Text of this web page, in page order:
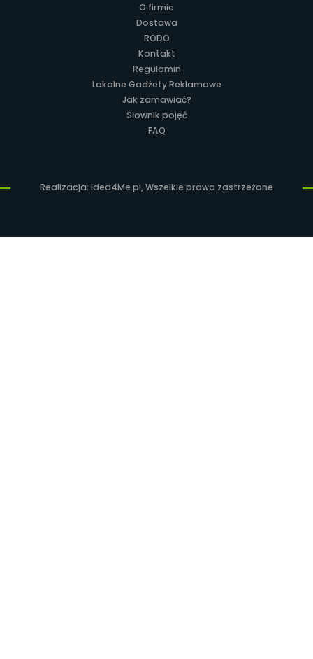
O firmie
Dostawa
RODO
Kontakt
Regulamin
Lokalne Gadżety Reklamowe
Jak zamawiać?
Słownik pojęć
FAQ
Realizacja: Idea4Me.pl, Wszelkie prawa zastrzeżone